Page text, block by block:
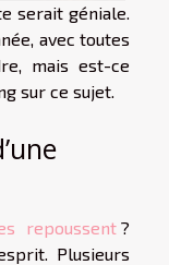
serait géniale.
avec toutes
mais est-ce
sur ce sujet.
repoussent ?
Plusieurs